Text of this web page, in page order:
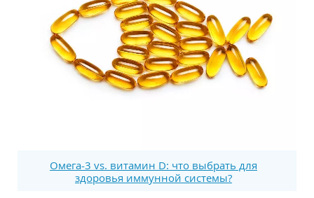
Омега-3 vs. витамин D: что выбрать для
здоровья иммунной системы?